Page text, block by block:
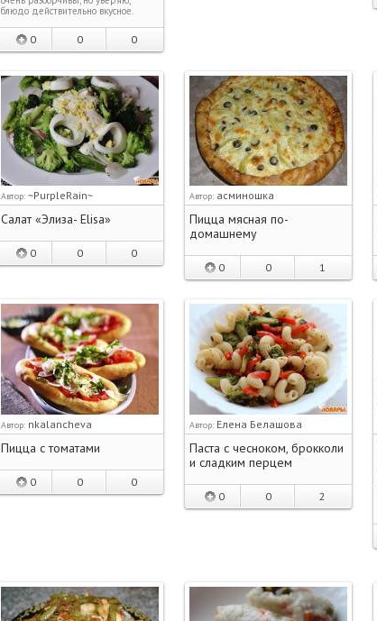
блюдо действительно вкусное.
0 0 0
Автор: ~PurpleRain~
Салат «Элиза- Elisa»
0 0 0
Автор: асминошка
Пицца мясная по-
домашнему
0 0 1
Автор: nkalancheva
Пицца с томатами
0 0 0
Автор: Елена Белашова
Паста с чесноком, брокколи
и сладким перцем
0 0 2